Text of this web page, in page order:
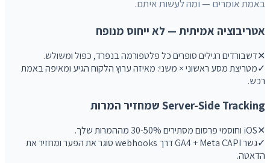
באמת אומרים — ומה לעשות איתם.
אטריבוציה אמיתית — לא ייחוס מנופח
✕דשבורדים רגילים סופרים כל פלטפורמה בנפרד, כפול ומשולש.
✓מטריצת מסע ראשוני × משני: מאיזה ערוץ הלקוח הגיע ומאיפה באמת
רכש.
Server-Side Tracking שמחזיר המרות
✕iOS וחוסמי פרסום מסתירים 30-50% מההמרות שלך.
✓
גשר GA4 + Meta CAPI דרך webhooks סוגר את הפער ומחזיר את
הדאטה.